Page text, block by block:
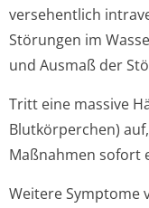
versehentlich
Störungen im
und Ausmaß der
Tritt eine massive
Blutkörperchen)
Maßnahmen sofort
Weitere Symptome